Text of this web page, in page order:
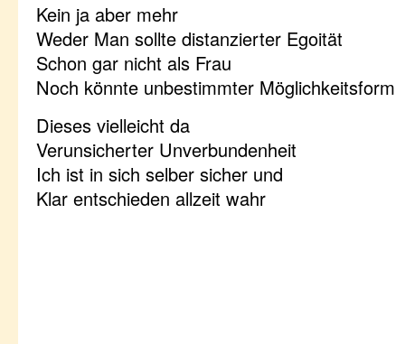
Kein ja aber mehr
Weder Man sollte distanzierter Egoität
Schon gar nicht als Frau
Noch könnte unbestimmter Möglichkeitsform
Dieses vielleicht da
Verunsicherter Unverbundenheit
Ich ist in sich selber sicher und
Klar entschieden allzeit wahr